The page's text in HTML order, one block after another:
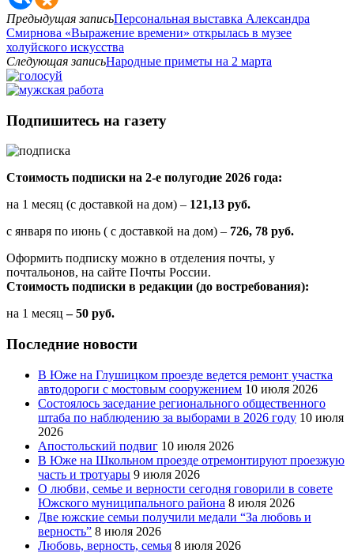
Предыдущая записьПерсональная выставка Александра
Смирнова «Выражение времени» открылась в музее
холуйского искусства
Следующая записьНародные приметы на 2 марта
Подпишитесь на газету
Стоимость подписки на 2-е полугодие 2026 года:
на 1 месяц (с доставкой на дом) – 121,13 руб.
с января по июнь ( с доставкой на дом) – 726, 78 руб.
Оформить подписку можно в отделения почты, у
почтальонов, на сайте Почты России.
Стоимость подписки в редакции (до востребования):
на 1 месяц – 50 руб.
Последние новости
В Юже на Глушицком проезде ведется ремонт участка
автодороги с мостовым сооружением 10 июля 2026
Состоялось заседание регионального общественного
штаба по наблюдению за выборами в 2026 году 10 июля
2026
Апостольский подвиг 10 июля 2026
В Юже на Школьном проезде отремонтируют проезжую
часть и тротуары 9 июля 2026
О любви, семье и верности сегодня говорили в совете
Южского муниципального района 8 июля 2026
Две южские семьи получили медали “За любовь и
верность” 8 июля 2026
Любовь, верность, семья 8 июля 2026